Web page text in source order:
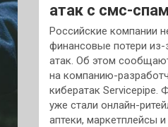
атак с смс-
Российские компании
финансовые потери из-
атак. Об этом
на компанию-
кибератак
уже стали онлайн-
аптеки, маркетплейсы